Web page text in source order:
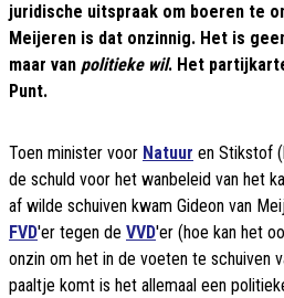
juridische uitspraak om boeren te
Meijeren is dat onzinnig. Het is
maar van politieke wil. Het
Punt.
Toen minister voor Natuur en Stikstof
de schuld voor het wanbeleid van het
af wilde schuiven kwam Gideon van
FVD'er tegen de VVD'er (hoe kan het
onzin om het in de voeten te schuiven
paaltje komt is het allemaal een